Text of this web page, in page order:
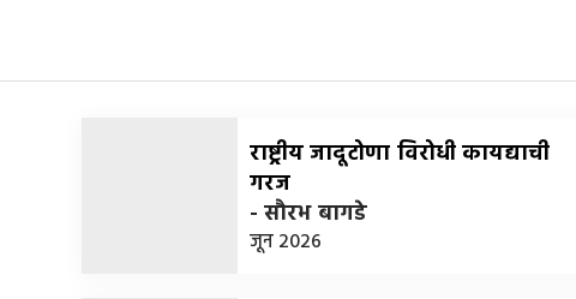
राष्ट्रीय जादूटोणा विरोधी कायद्याची
गरज
-सौरभ बागडे
जून 2026